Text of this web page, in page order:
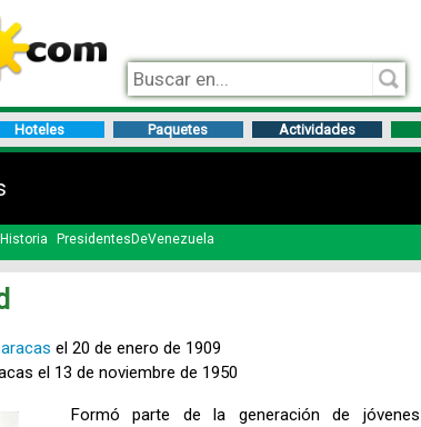
Hoteles Paquetes Actividades
PresidentesDeVenezuela
el 20 de enero de 1909
el 13 de noviembre de 1950
Formó parte de la generación de jóvenes